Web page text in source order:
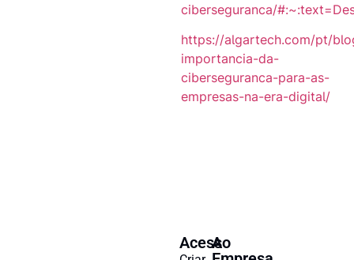
ciberseguranca/
https://algartech.com/pt/
importancia-da-
ciberseguranca-para-as-
empresas-na-era-digital/
Acesso
A